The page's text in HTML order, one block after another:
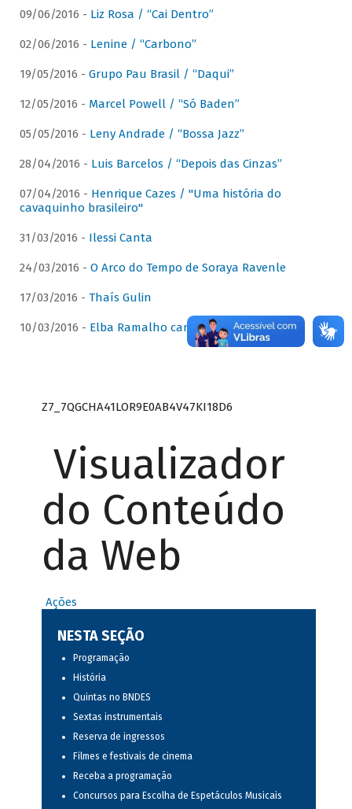
09/06/2016 - Liz Rosa / “Cai Dentro”
02/06/2016 - Lenine / “Carbono”
19/05/2016 - Grupo Pau Brasil / “Daqui”
12/05/2016 - Marcel Powell / “Só Baden”
05/05/2016 - Leny Andrade / “Bossa Jazz”
28/04/2016 - Luis Barcelos / “Depois das Cinzas”
07/04/2016 - Henrique Cazes / "Uma história do
cavaquinho brasileiro"
31/03/2016 - Ilessi Canta
24/03/2016 - O Arco do Tempo de Soraya Ravenle
17/03/2016 - Thaís Gulin
10/03/2016 - Elba Ramalho canta Dominguinhos
Z7_7QGCHA41LOR9E0AB4V47KI18D6
Visualizador
do Conteúdo
da Web
Ações
NESTA SEÇÃO
Programação
História
Quintas no BNDES
Sextas instrumentais
Reserva de ingressos
Filmes e festivais de cinema
Receba a programação
Concursos para Escolha de Espetáculos Musicais